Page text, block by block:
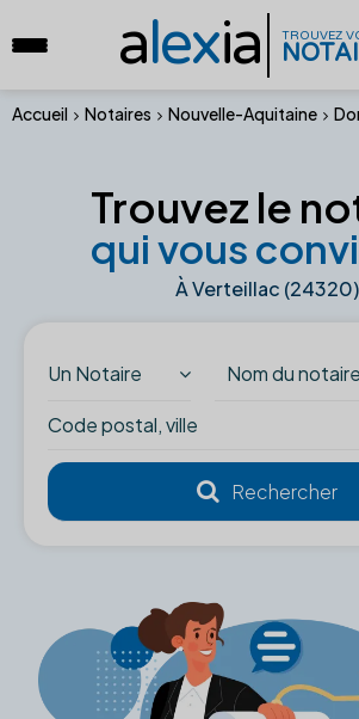
alexia TROUVEZ
Accueil Notaires Nouvelle-Aquitaine
Trouvez le
qui vous
À Verteillac (24320)
Un Notaire